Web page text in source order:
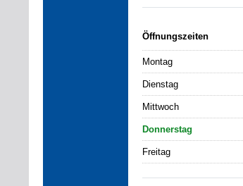
Öffnungszeiten
Montag
Dienstag
Mittwoch
Donnerstag
Freitag